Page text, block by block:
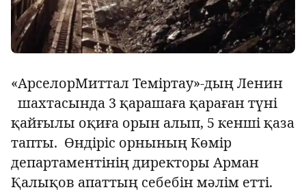
«АрселорМиттал Теміртау»-дың Ленин
шахтасында 3 қарашаға қараған түні
қайғылы оқиға орын алып, 5 кенші қаза
тапты. Өндіріс орнының Көмір
департаментінің директоры Арман
Қалықов апаттың себебін мәлім етті.